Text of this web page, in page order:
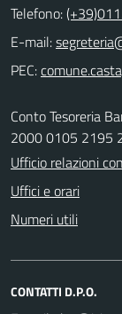
Telefono:
E-mail:
PEC:
Conto Tesoreria
2000 0105 2195
Ufficio relazioni
Uffici e orari
Numeri utili
CONTATTI D.P.O.